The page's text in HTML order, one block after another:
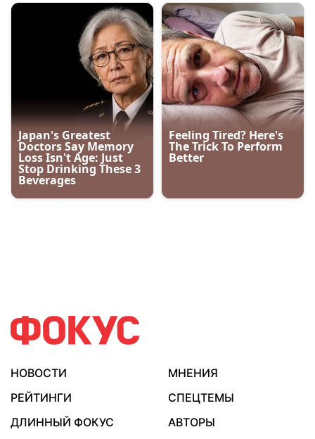
НОВОСТИ
МНЕНИЯ
РЕЙТИНГИ
СПЕЦТЕМЫ
ДЛИННЫЙ ФОКУС
АВТОРЫ